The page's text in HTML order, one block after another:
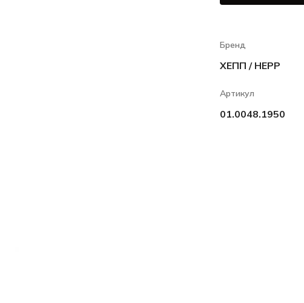
Бренд
ХЕПП / HEPP
Артикул
01.0048.1950